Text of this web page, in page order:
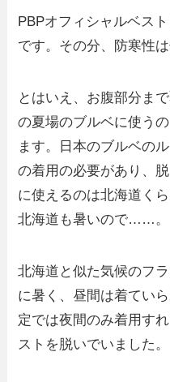
PBPオフィシャルベス
です。その分、防寒性は
とはいえ、お腹部分ま
の夏場のブルベに使う
ます。日本のブルベの
の着用の必要があり、
に使えるのは北海道く
北海道も暑いので……。
北海道と似た気候のフ
に暑く、昼間は着てい
定では夜間のみ着用す
ストを脱いでいました。